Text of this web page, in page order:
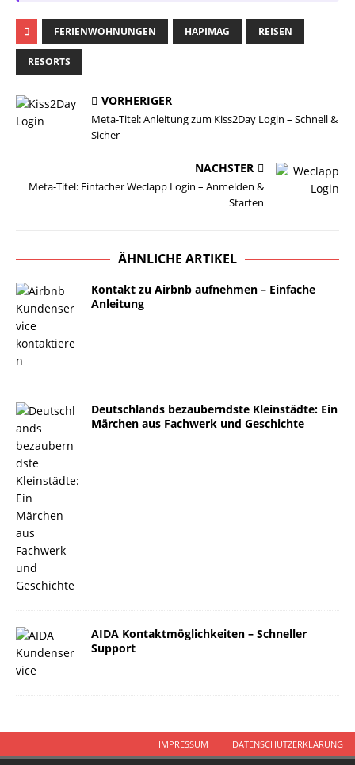
FERIENWOHNUNGEN HAPIMAG REISEN
RESORTS
VORHERIGER
Meta-Titel: Anleitung zum Kiss2Day Login – Schnell &
Sicher
NÄCHSTER
Meta-Titel: Einfacher Weclapp Login – Anmelden &
Starten
ÄHNLICHE ARTIKEL
Kontakt zu Airbnb aufnehmen – Einfache
Anleitung
Deutschlands bezauberndste Kleinstädte: Ein
Märchen aus Fachwerk und Geschichte
AIDA Kontaktmöglichkeiten – Schneller
Support
IMPRESSUM DATENSCHUTZERKLÄRUNG